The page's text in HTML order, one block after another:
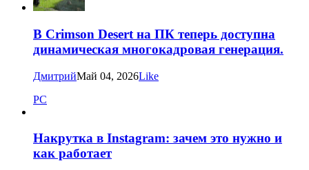
В Crimson Desert на ПК теперь доступна
динамическая многокадровая генерация.
ДмитрийМай 04, 2026Like
PC
Накрутка в Instagram: зачем это нужно и
как работает